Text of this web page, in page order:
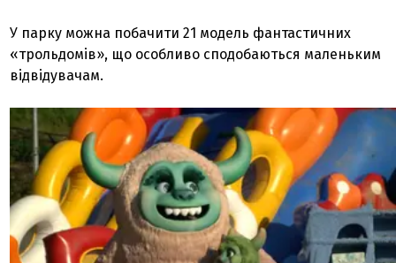
У парку можна побачити 21 модель фантастичних
«трольдомів», що особливо сподобаються маленьким
відвідувачам.